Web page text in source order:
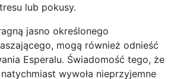
lub pokusy.
jasno określonego
mogą również odnieść
Esperalu. Świadomość tego, że
wywoła nieprzyjemne